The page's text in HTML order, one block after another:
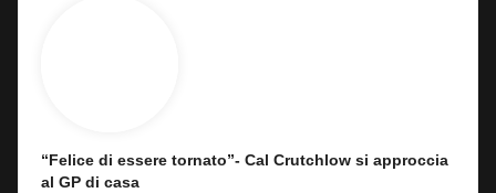
“Felice di essere tornato”- Cal Crutchlow si approccia
al GP di casa